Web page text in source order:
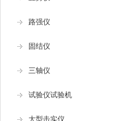
路强仪
固结仪
三轴仪
试验仪试验机
大型击实仪